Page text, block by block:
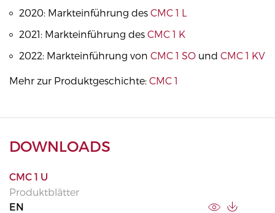
2020: Markteinführung des CMC 1 L
2021: Markteinführung des CMC 1 K
2022: Markteinführung von CMC 1 SO und CMC 1 KV
Mehr zur Produktgeschichte: CMC 1
DOWNLOADS
CMC 1 U
Produktblätter
EN